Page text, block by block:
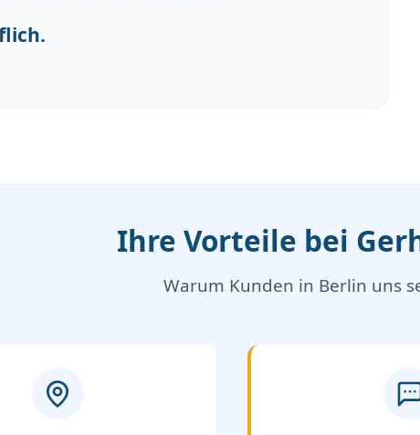
Ihre Vorteile bei
Warum Kunden in Berlin uns